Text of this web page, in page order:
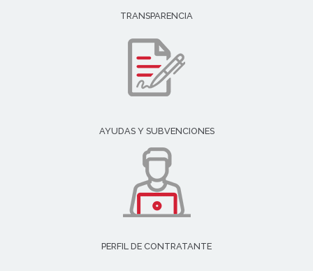
TRANSPARENCIA
AYUDAS Y SUBVENCIONES
PERFIL DE CONTRATANTE